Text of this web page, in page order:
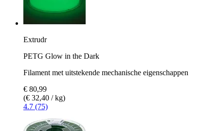
Extrudr
PETG Glow in the Dark
Filament met uitstekende mechanische eigenschappen
€ 80,99
(€ 32,40 / kg)
4.7 (75)